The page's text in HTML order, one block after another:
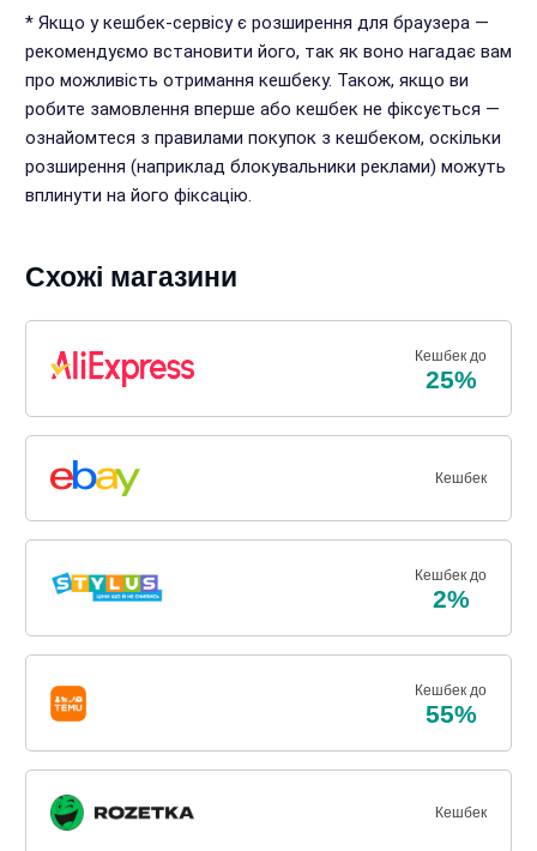
* Якщо у кешбек-сервісу є розширення для браузера —
рекомендуємо встановити його, так як воно нагадає вам
про можливість отримання кешбеку. Також, якщо ви
робите замовлення вперше або кешбек не фіксується —
ознайомтеся з правилами покупок з кешбеком, оскільки
розширення (наприклад блокувальники реклами) можуть
вплинути на його фіксацію.
Схожі магазини
Кешбек до
25%
Кешбек
Кешбек до
2%
Кешбек до
55%
Кешбек